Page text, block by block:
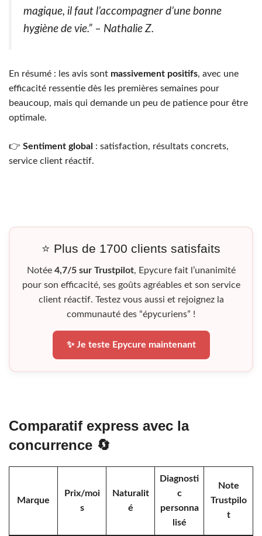
magique, il faut l’accompagner d’une bonne
hygiène de vie.” – Nathalie Z.
En résumé : les avis sont massivement positifs, avec une
efficacité ressentie dès les premières semaines pour
beaucoup, mais qui demande un peu de patience pour être
optimale.
👉 Sentiment global : satisfaction, résultats concrets,
service client réactif.
⭐ Plus de 1700 clients satisfaits
Notée 4,7/5 sur Trustpilot, Epycure fait l’unanimité
pour son efficacité, ses goûts agréables et son service
client réactif. Testez vous aussi et rejoignez la
communauté des “épycuriens” !
✨ Je teste Epycure maintenant
Comparatif express avec la
concurrence 🔄
Marque
Prix/moi
s
Naturalit
é
Diagnosti
c
personna
lisé
Note
Trustpilo
t